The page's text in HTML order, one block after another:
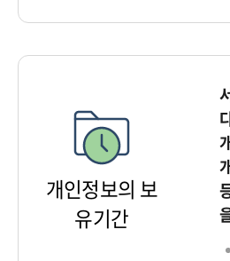
개인정보의 보
유기간